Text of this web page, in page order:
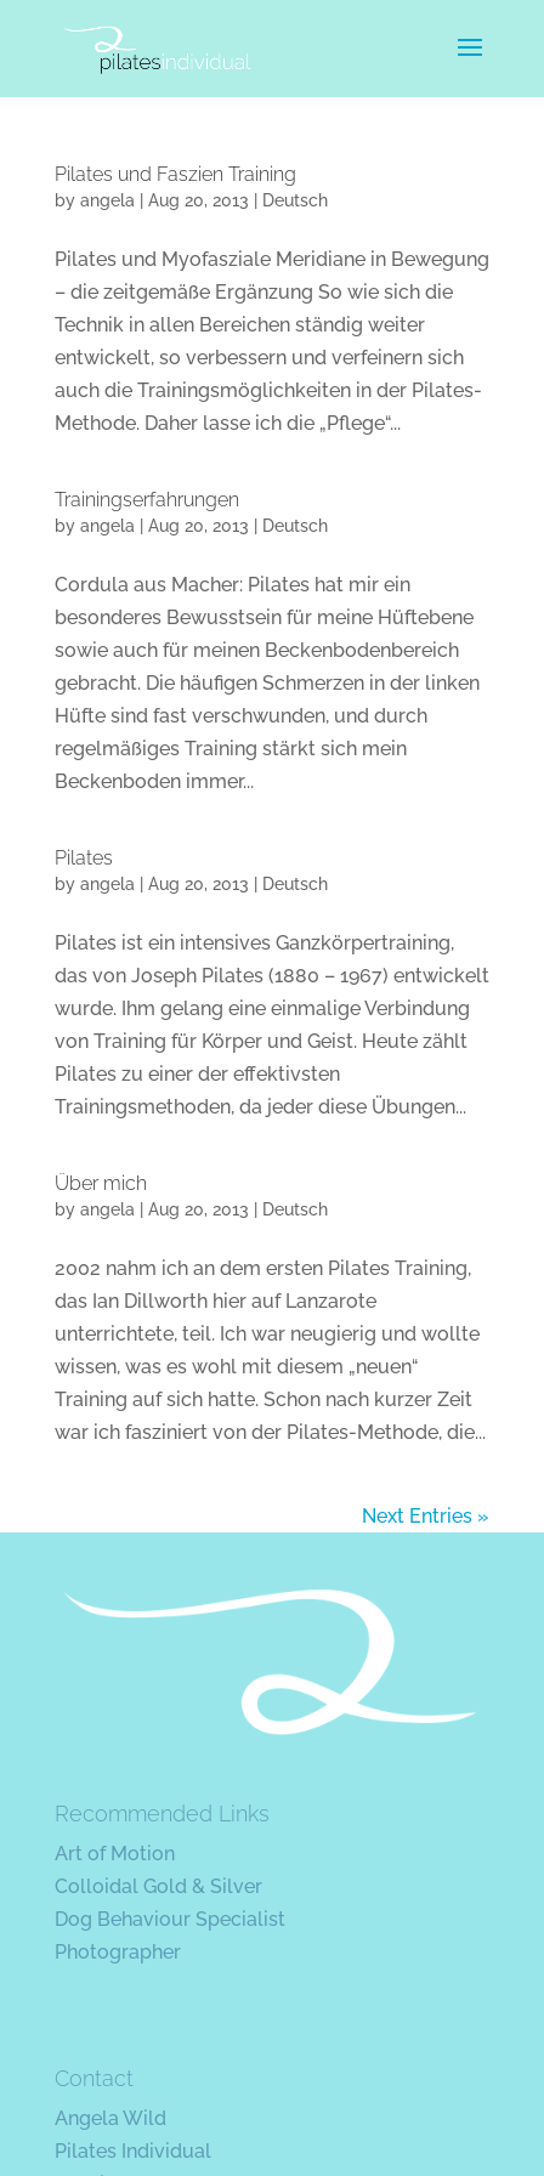
Pilates und Faszien Training
by angela Aug 20, 2013 Deutsch
Pilates und Myofasziale Meridiane in Bewegung
– die zeitgemäße Ergänzung So wie sich die
Technik in allen Bereichen ständig weiter
entwickelt, so verbessern und verfeinern sich
auch die Trainingsmöglichkeiten in der Pilates-
Methode. Daher lasse ich die „Pflege“...
Trainingserfahrungen
by angela Aug 20, 2013 Deutsch
Cordula aus Macher: Pilates hat mir ein
besonderes Bewusstsein für meine Hüftebene
sowie auch für meinen Beckenbodenbereich
gebracht. Die häufigen Schmerzen in der linken
Hüfte sind fast verschwunden, und durch
regelmäßiges Training stärkt sich mein
Beckenboden immer...
Pilates
by angela Aug 20, 2013 Deutsch
Pilates ist ein intensives Ganzkörpertraining,
das von Joseph Pilates (1880 – 1967) entwickelt
wurde. Ihm gelang eine einmalige Verbindung
von Training für Körper und Geist. Heute zählt
Pilates zu einer der effektivsten
Trainingsmethoden, da jeder diese Übungen...
Über mich
by angela Aug 20, 2013 Deutsch
2002 nahm ich an dem ersten Pilates Training,
das Ian Dillworth hier auf Lanzarote
unterrichtete, teil. Ich war neugierig und wollte
wissen, was es wohl mit diesem „neuen“
Training auf sich hatte. Schon nach kurzer Zeit
war ich fasziniert von der Pilates-Methode, die...
Next Entries »
Recommended Links
Art of Motion
Colloidal Gold & Silver
Dog Behaviour Specialist
Photographer
Contact
Angela Wild
Pilates Individual